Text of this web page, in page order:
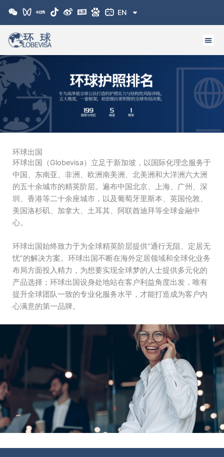
EN
环球出国
环球出国（Globevisa）立足于新加坡，以国际化理念服务于
中国、东南亚、非洲、欧洲南美洲、北美洲和大洋洲六大洲
的五十余城市的精英阶层。遍布中国北京、上海、广州、深
圳、香港等二十余座城市，以及葡萄牙里斯本、英国伦敦、
美国洛杉矶、加拿大、土耳其、阿联酋迪拜等全球金融中
心。
环球出国始终致力于为全球精英阶层提供“通行无阻、定居无
忧”的解决方案。环球出国不断在海外定居领域和全球化业务
布局方面投入精力，为想要实现全球梦的人士提供多元化的
产品选择；环球出国设身处地站在客户利益角度出发，唯有
提升全球团队一致的专业化服务水平，才能打造成为客户内
心满意的第一品牌。